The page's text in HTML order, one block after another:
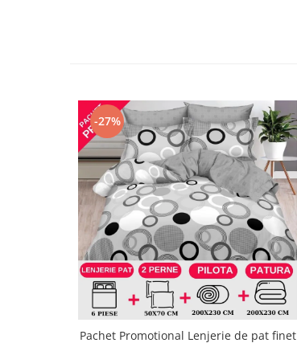
-27%
Pachet Promotional Lenjerie de pat finet